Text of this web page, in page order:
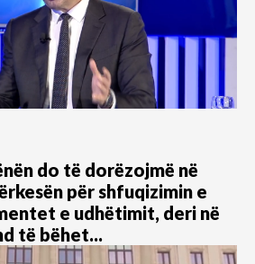
do të dorëzojmë në
për shfuqizimin e
e udhëtimit, deri në
të bëhet...